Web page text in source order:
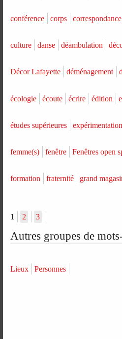
conférence corps correspondance
culture danse déambulation
Décor Lafayette déménagement
écologie écoute écrire édition
études supérieures expérimentation
femme(s) fenêtre Fenêtres open
formation fraternité grand
1 2 3
Autres groupes de
Lieux Personnes